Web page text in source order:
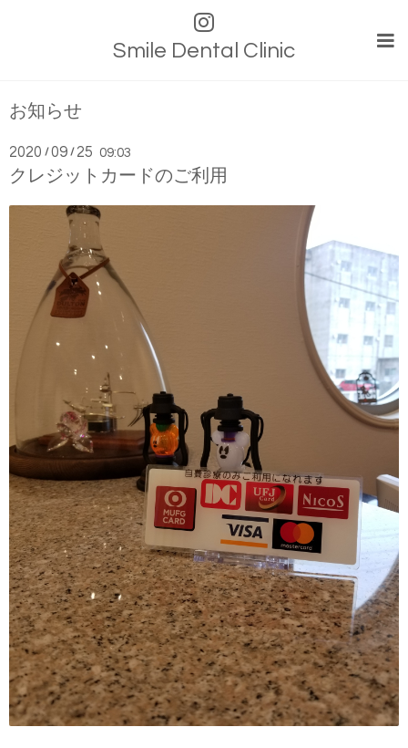
Smile Dental Clinic
お知らせ
2020 /09 / 25 09:03
クレジットカードのご利用